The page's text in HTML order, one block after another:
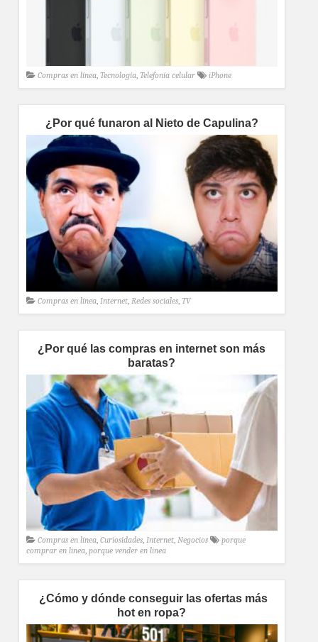
Compras en línea, Tecnología, Telefonía celular iPhone
¿Por qué funaron al Nieto de Capulina?
Compras en línea Internet Redes sociales TV
¿Por qué las compras en internet son más
baratas?
Compras en línea, Curiosidades, Internet, Negocios
porque
comprar en linea, porque vender en linea
¿Cómo y dónde conseguir las ofertas más
hot en ropa?